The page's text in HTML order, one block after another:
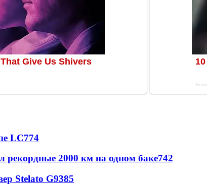
LC774
рекордные 2000 км на одном баке742
Stelato G9385